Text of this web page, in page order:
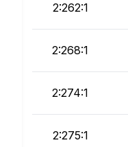
2:262:1
2:268:1
2:274:1
2:275:1